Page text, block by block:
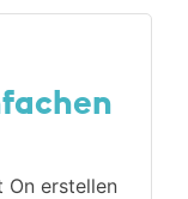
On erstellen